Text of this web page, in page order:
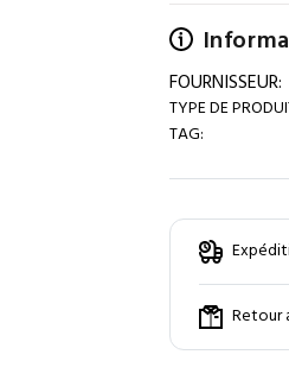
FOURNISSEUR:
TYPE DE
TAG:
Retour